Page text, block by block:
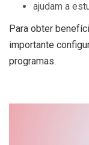
ajudam a
Para obter
importante
programas.